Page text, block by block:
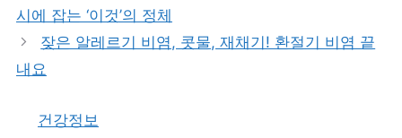
리
시에 잡는 ‘이것’의 정체
잦은 알레르기 비염, 콧물, 재채기! 환절기 비염 끝
내요
건강정보